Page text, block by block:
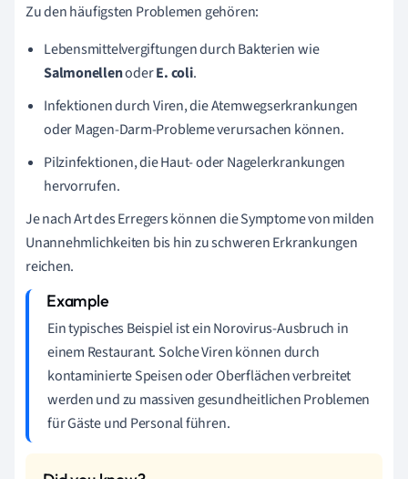
Zu den häufigsten Problemen gehören:
Lebensmittelvergiftungen durch Bakterien wie
SalmonellenoderE. coli.
Infektionen durch Viren, die Atemwegserkrankungen
oder Magen-Darm-Probleme verursachen können.
Pilzinfektionen, die Haut- oder Nagelerkrankungen
hervorrufen.
Je nach Art des Erregers können die Symptome von milden
Unannehmlichkeiten bis hin zu schweren Erkrankungen
reichen.
Ein typisches Beispiel ist ein Norovirus-Ausbruch in
einem Restaurant. Solche Viren können durch
kontaminierte Speisen oder Oberflächen verbreitet
werden und zu massiven gesundheitlichen Problemen
für Gäste und Personal führen.